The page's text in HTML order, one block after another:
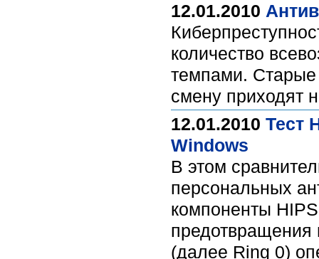
12.01.2010
количество
темпами. Старые
смену приходят
12.01.2010 Тест
Windows
В этом
персональных
компоненты
предотвращения
(далее Ring 0)